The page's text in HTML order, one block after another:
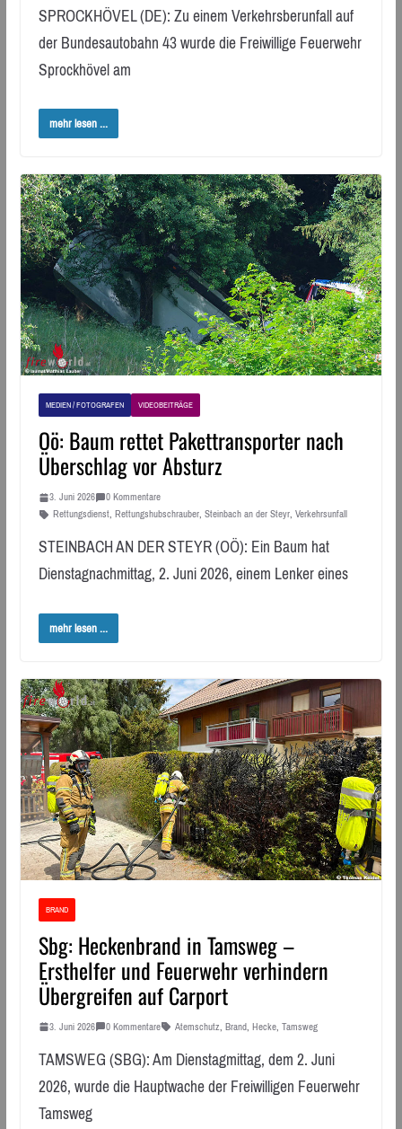
SPROCKHÖVEL (DE): Zu einem Verkehrsberunfall auf
der Bundesautobahn 43 wurde die Freiwillige Feuerwehr
Sprockhövel am
mehr lesen ...
MEDIEN / FOTOGRAFEN VIDEOBEITRÄGE
Oö: Baum rettet Pakettransporter nach
Überschlag vor Absturz
3. Juni 2026
0 Kommentare
Rettungsdienst, Rettungshubschrauber, Steinbach an der Steyr, Verkehrsunfall
STEINBACH AN DER STEYR (OÖ): Ein Baum hat
Dienstagnachmittag, 2. Juni 2026, einem Lenker eines
mehr lesen ...
BRAND
Sbg: Heckenbrand in Tamsweg –
Ersthelfer und Feuerwehr verhindern
Übergreifen auf Carport
3. Juni 2026 0 Kommentare Atemschutz, Brand, Hecke, Tamsweg
TAMSWEG (SBG): Am Dienstagmittag, dem 2. Juni
2026, wurde die Hauptwache der Freiwilligen Feuerwehr
Tamsweg